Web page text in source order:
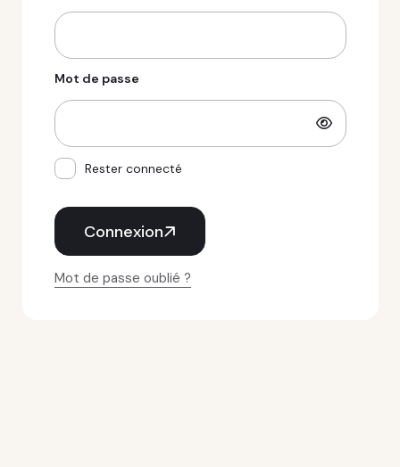
Mot de passe
Rester connecté
Connexion
Mot de passe oublié ?